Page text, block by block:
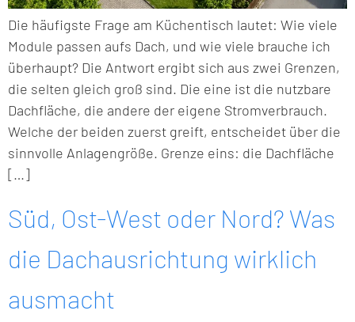
Die häufigste Frage am Küchentisch lautet: Wie viele
Module passen aufs Dach, und wie viele brauche ich
überhaupt? Die Antwort ergibt sich aus zwei Grenzen,
die selten gleich groß sind. Die eine ist die nutzbare
Dachfläche, die andere der eigene Stromverbrauch.
Welche der beiden zuerst greift, entscheidet über die
sinnvolle Anlagengröße. Grenze eins: die Dachfläche
[…]
Süd, Ost-West oder Nord? Was
die Dachausrichtung wirklich
ausmacht